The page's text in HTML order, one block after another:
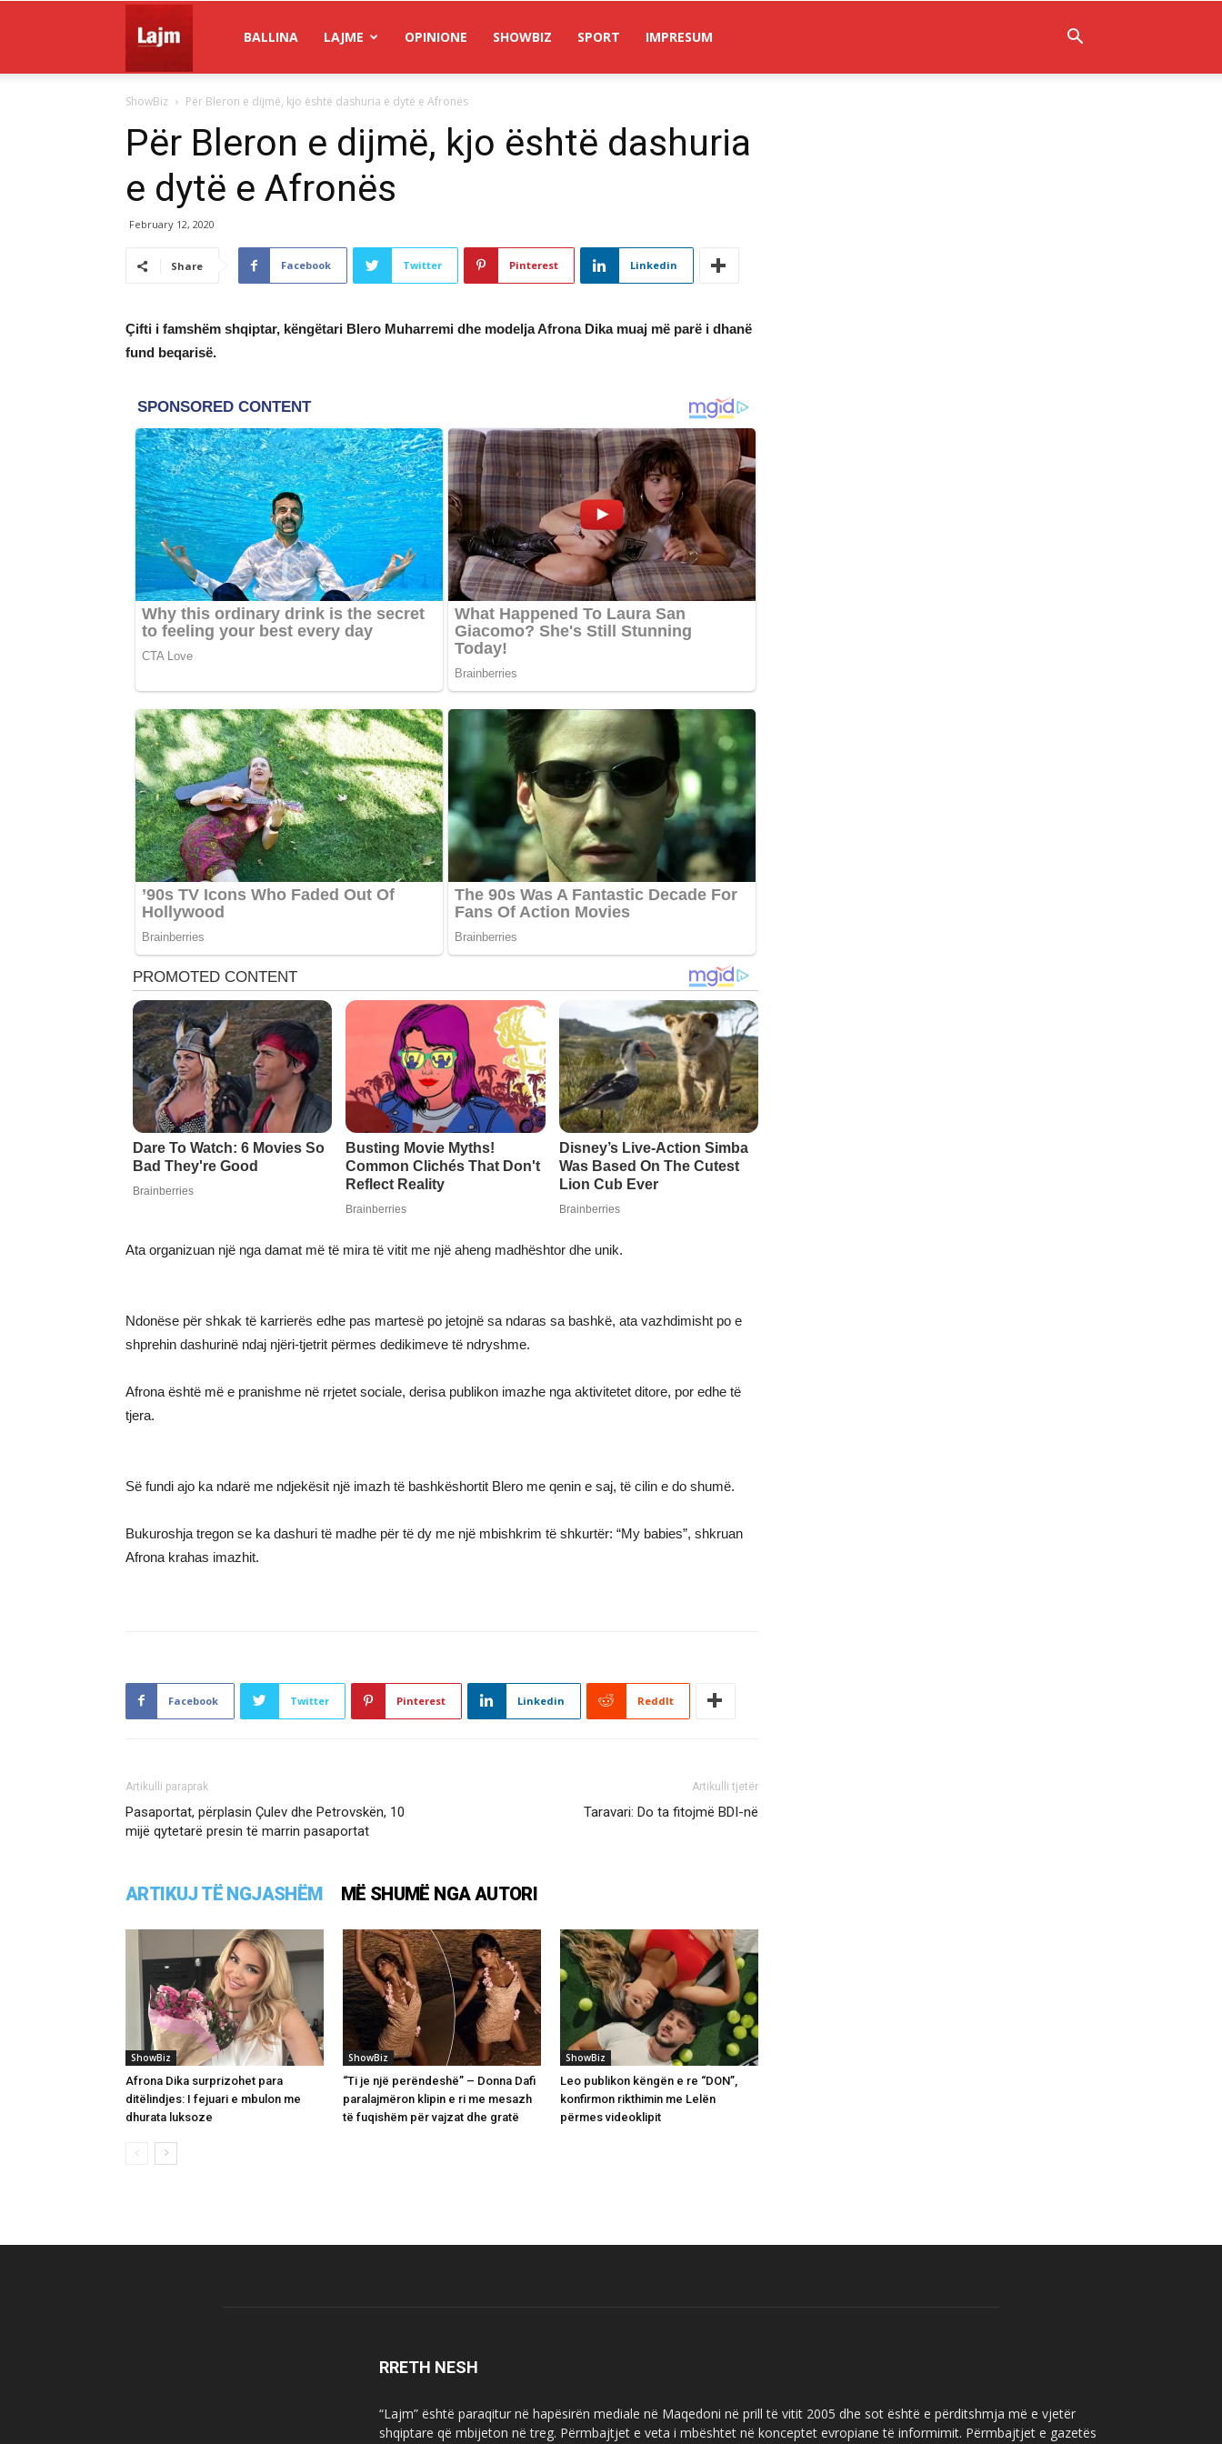
Lajm
BALLINA LAJME OPINIONE SHOWBIZ SPORT IMPRESUM
ShowBiz Për Bleron e dijmë, kjo është dashuria e dytë e Afronës
Për Bleron e dijmë, kjo është dashuria
e dytë e Afronës
February 12, 2020
Share Facebook Twitter Pinterest Linkedin
Çifti i famshëm shqiptar, këngëtari Blero Muharremi dhe modelja Afrona Dika muaj më parë i dhanë
fund beqarisë.
Ata organizuan një nga damat më të mira të vitit me një aheng madhështor dhe unik.
Ndonëse për shkak të karrierës edhe pas martesë po jetojnë sa ndaras sa bashkë, ata vazhdimisht po e
shprehin dashurinë ndaj njëri-tjetrit përmes dedikimeve të ndryshme.
Afrona është më e pranishme në rrjetet sociale, derisa publikon imazhe nga aktivitetet ditore, por edhe të
tjera.
Së fundi ajo ka ndarë me ndjekësit një imazh të bashkëshortit Blero me qenin e saj, të cilin e do shumë.
Bukuroshja tregon se ka dashuri të madhe për të dy me një mbishkrim të shkurtër: “My babies”, shkruan
Afrona krahas imazhit.
Facebook Twitter Pinterest Linkedin ReddIt
Artikulli paraprak
Pasaportat, përplasin Çulev dhe Petrovskën, 10
mijë qytetarë presin të marrin pasaportat
Artikulli tjetër
Taravari: Do ta fitojmë BDI-në
ARTIKUJ TË NGJASHËM MË SHUMË NGA AUTORI
ShowBiz
Afrona Dika surprizohet para
ditëlindjes: I fejuari e mbulon me
dhurata luksoze
ShowBiz
“Ti je një perëndeshë” – Donna Dafi
paralajmëron klipin e ri me mesazh
të fuqishëm për vajzat dhe gratë
ShowBiz
Leo publikon këngën e re “DON”,
konfirmon rikthimin me Lelën
përmes videoklipit
RRETH NESH
“Lajm” është paraqitur në hapësirën mediale në Maqedoni në prill të vitit 2005 dhe sot është e përditshmja më e vjetër
shqiptare që mbijeton në treg. Përmbajtjet e veta i mbështet në konceptet evropiane të informimit. Përmbajtjet e gazetës